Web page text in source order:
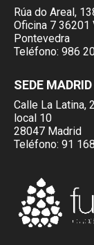
Rúa do Areal,
Oficina 7 36201
Pontevedra
Teléfono: 986
SEDE MADRID
Calle La Latina,
local 10
28047 Madrid
Teléfono: 91